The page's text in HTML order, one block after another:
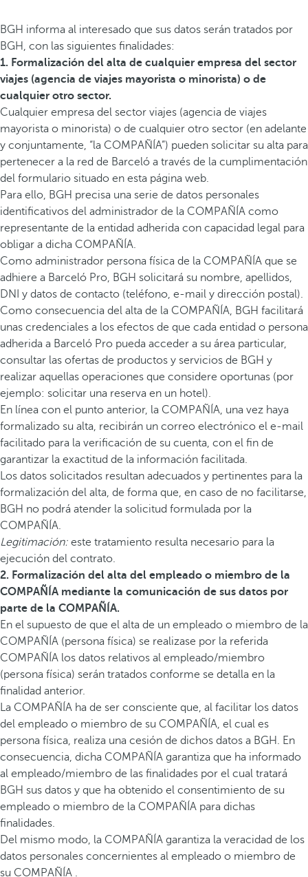
BGH informa al interesado que sus datos serán tratados por
BGH, con las siguientes finalidades:
1. Formalización del alta de cualquier empresa del sector
viajes (agencia de viajes mayorista o minorista) o de
cualquier otro sector.
Cualquier empresa del sector viajes (agencia de viajes
mayorista o minorista) o de cualquier otro sector (en adelante
y conjuntamente, “la COMPAÑÍA”) pueden solicitar su alta para
pertenecer a la red de Barceló a través de la cumplimentación
del formulario situado en esta página web.
Para ello, BGH precisa una serie de datos personales
identificativos del administrador de la COMPAÑÍA como
representante de la entidad adherida con capacidad legal para
obligar a dicha COMPAÑÍA.
Como administrador persona física de la COMPAÑÍA que se
adhiere a Barceló Pro, BGH solicitará su nombre, apellidos,
DNI y datos de contacto (teléfono, e-mail y dirección postal).
Como consecuencia del alta de la COMPAÑÍA, BGH facilitará
unas credenciales a los efectos de que cada entidad o persona
adherida a Barceló Pro pueda acceder a su área particular,
consultar las ofertas de productos y servicios de BGH y
realizar aquellas operaciones que considere oportunas (por
ejemplo: solicitar una reserva en un hotel).
En línea con el punto anterior, la COMPAÑÍA, una vez haya
formalizado su alta, recibirán un correo electrónico el e-mail
facilitado para la verificación de su cuenta, con el fin de
garantizar la exactitud de la información facilitada.
Los datos solicitados resultan adecuados y pertinentes para la
formalización del alta, de forma que, en caso de no facilitarse,
BGH no podrá atender la solicitud formulada por la
COMPAÑÍA.
Legitimación: este tratamiento resulta necesario para la
ejecución del contrato.
2. Formalización del alta del empleado o miembro de la
COMPAÑÍA mediante la comunicación de sus datos por
parte de la COMPAÑÍA.
En el supuesto de que el alta de un empleado o miembro de la
COMPAÑÍA (persona física) se realizase por la referida
COMPAÑÍA los datos relativos al empleado/miembro
(persona física) serán tratados conforme se detalla en la
finalidad anterior.
La COMPAÑÍA ha de ser consciente que, al facilitar los datos
del empleado o miembro de su COMPAÑÍA, el cual es
persona física, realiza una cesión de dichos datos a BGH. En
consecuencia, dicha COMPAÑÍA garantiza que ha informado
al empleado/miembro de las finalidades por el cual tratará
BGH sus datos y que ha obtenido el consentimiento de su
empleado o miembro de la COMPAÑÍA para dichas
finalidades.
Del mismo modo, la COMPAÑÍA garantiza la veracidad de los
datos personales concernientes al empleado o miembro de
su COMPAÑÍA .